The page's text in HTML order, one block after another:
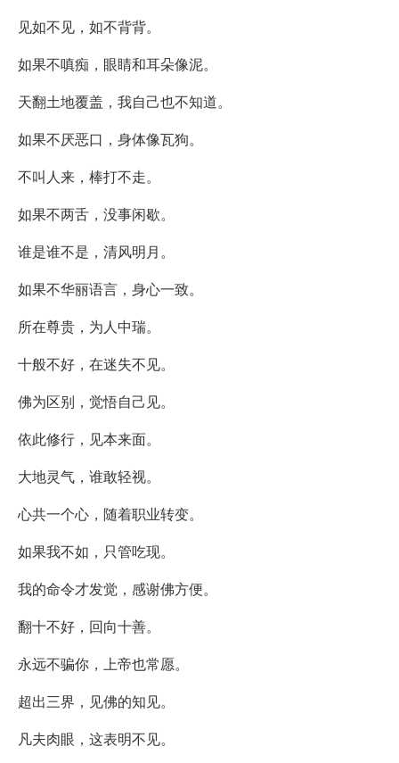
见如不见，如不背背。
如果不嗔痴，眼睛和耳朵像泥。
天翻土地覆盖，我自己也不知道。
如果不厌恶口，身体像瓦狗。
不叫人来，棒打不走。
如果不两舌，没事闲歇。
谁是谁不是，清风明月。
如果不华丽语言，身心一致。
所在尊贵，为人中瑞。
十般不好，在迷失不见。
佛为区别，觉悟自己见。
依此修行，见本来面。
大地灵气，谁敢轻视。
心共一个心，随着职业转变。
如果我不如，只管吃现。
我的命令才发觉，感谢佛方便。
翻十不好，回向十善。
永远不骗你，上帝也常愿。
超出三界，见佛的知见。
凡夫肉眼，这表明不见。